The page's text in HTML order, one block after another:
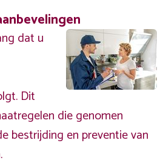
dat u
Dit
die genomen
bestrijding en preventie van